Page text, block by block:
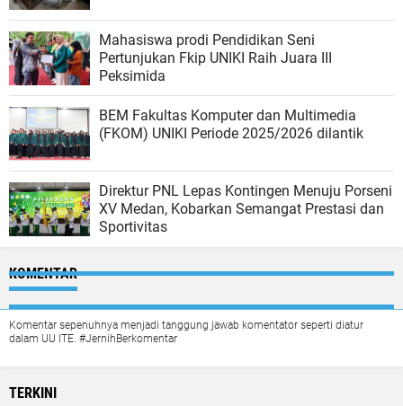
Mahasiswa prodi Pendidikan Seni
Pertunjukan Fkip UNIKI Raih Juara III
Peksimida
BEM Fakultas Komputer dan Multimedia
(FKOM) UNIKI Periode 2025/2026 dilantik
Direktur PNL Lepas Kontingen Menuju Porseni
XV Medan, Kobarkan Semangat Prestasi dan
Sportivitas
KOMENTAR
Komentar sepenuhnya menjadi tanggung jawab komentator seperti diatur
dalam UU ITE. #JernihBerkomentar
TERKINI